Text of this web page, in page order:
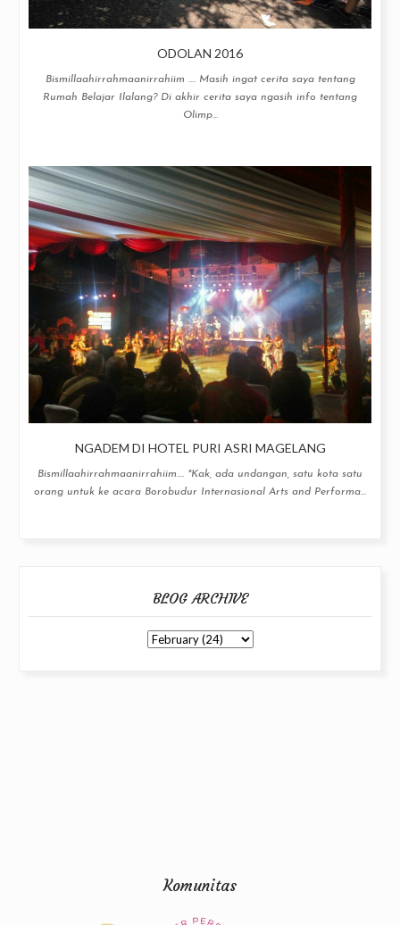
ODOLAN 2016
Bismillaahirrahmaanirrahiim .... Masih ingat cerita saya tentang
Rumah Belajar Ilalang? Di akhir cerita saya ngasih info tentang
Olimp...
NGADEM DI HOTEL PURI ASRI MAGELANG
Bismillaahirrahmaanirrahiim.... "Kak, ada undangan, satu kota satu
orang untuk ke acara Borobudur Internasional Arts and Performa...
BLOG ARCHIVE
Komunitas